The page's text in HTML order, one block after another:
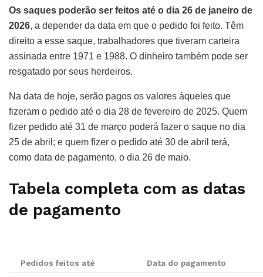
Os saques poderão ser feitos até o dia 26 de janeiro de
2026, a depender da data em que o pedido foi feito. Têm
direito a esse saque, trabalhadores que tiveram carteira
assinada entre 1971 e 1988. O dinheiro também pode ser
resgatado por seus herdeiros.
Na data de hoje, serão pagos os valores àqueles que
fizeram o pedido até o dia 28 de fevereiro de 2025. Quem
fizer pedido até 31 de março poderá fazer o saque no dia
25 de abril; e quem fizer o pedido até 30 de abril terá,
como data de pagamento, o dia 26 de maio.
Tabela completa com as datas
de pagamento
Pedidos feitos até Data do pagamento